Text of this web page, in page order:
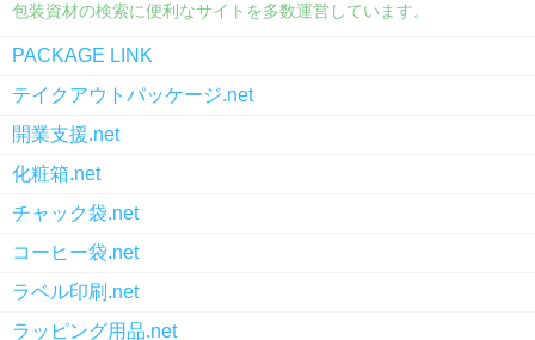
包装資材の検索に便利なサイトを多数運営しています。
PACKAGE LINK
テイクアウトパッケージ.net
開業支援.net
化粧箱.net
チャック袋.net
コーヒー袋.net
ラベル印刷.net
ラッピング用品.net